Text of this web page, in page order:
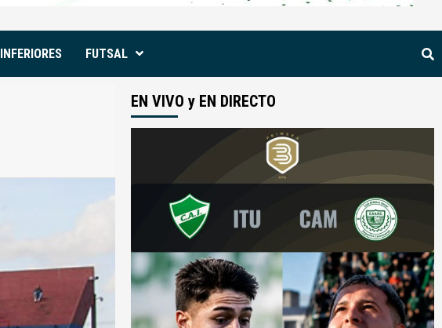
INFERIORES FUTSAL
EN VIVO y EN DIRECTO